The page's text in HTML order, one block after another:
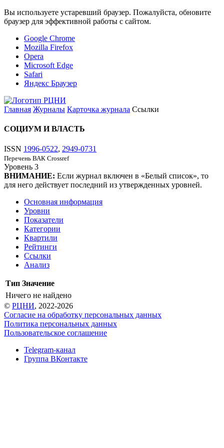
Вы используете устаревший браузер. Пожалуйста, обновите
браузер для эффективной работы с сайтом.
Google Chrome
Mozilla Firefox
Opera
Microsoft Edge
Safari
Яндекс Браузер
Главная Журналы Карточка журнала Ссылки
СОЦИУМ И ВЛАСТЬ
ISSN 1996-0522, 2949-0731
Перечень ВАК Crossref
Уровень 3
ВНИМАНИЕ: Если журнал включен в «Белый список», то
для него действует последний из утвержденных уровней.
Основная информация
Уровни
Показатели
Категории
Квартили
Рейтинги
Ссылки
Анализ
Тип Значение
Ничего не найдено
© РЦНИ, 2022-2026
Согласие на обработку персональных данных
Политика персональных данных
Пользовательское соглашение
Telegram-канал
Группа ВКонтакте